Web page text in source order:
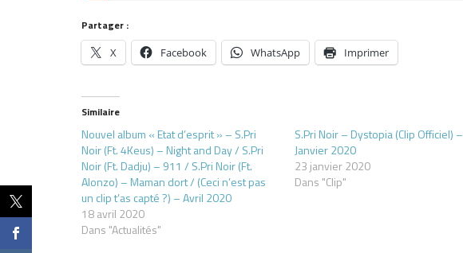
Partager :
X Facebook WhatsApp Imprimer
Similaire
Nouvel album « Etat d’esprit » – S.Pri
Noir (Ft. 4Keus) – Night and Day / S.Pri
Noir (Ft. Dadju) – 911 / S.Pri Noir (Ft.
Alonzo) – Maman dort / (Ceci n’est pas
un clip t’as capté ?) – Avril 2020
18 avril 2020
Dans "Actualités"
S.Pri Noir – Dystopia (Clip Officiel) –
Janvier 2020
23 janvier 2020
Dans "Clip"